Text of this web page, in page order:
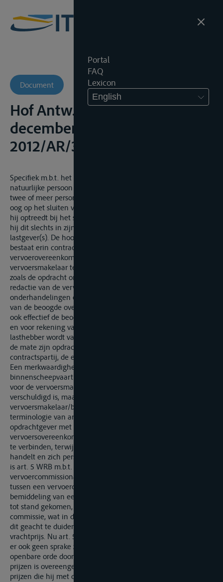
Portal
FAQ
Lexicon
English
Document
Hof Antw., Kamer B4, 10
december 2018, onuitg.,
2012/AR/3261
Specifiek m.b.t. het vervoer, is de vervoersmakelaar een
natuurlijke persoon of rechtspersoon die tegen vergoeding
twee of meer personen met elkaar in contact brengt met het
oog op het sluiten van een vervoerovereenkomst. In het geval
hij optreedt bij het sluiten van de vervoerovereenkomst, doet
hij dit slechts in zijn opdracht van vertegenwoordiger van zijn
lastgever(s). De hoofdopdracht van de vervoersmakelaar
bestaat erin contractpartijen bijeen te brengen om tot een
vervoerovereenkomst te kunnen komen. Dat de
vervoersmakelaar tevens gelast is met secundaire opdrachten,
zoals de opdracht om ook zijn tussenkomst te verlenen bij de
redactie van de vervoerovereenkomst, te bemiddelen bij de
onderhandelingen en bijstand te verlenen bij de uitvoering
van de beoogde overeenkomst, en zelfs ermee gelast werd om
ook effectief de beoogde overeenkomst af te sluiten in naam
en voor rekening van zijn principaal, waardoor hij tevens
lasthebber wordt van zijn principaal, blijft hij een makelaar in
de mate zijn opdracht tot het zoeken naar een kandidaat-
contractspartij, de essentie van zijn opdracht behelst.
Een merkwaardigheid van de WRB is dat in de
binnenscheepvaart het makelaarsloon, m.a.w. het ereloon
voor de vervoersmakelaar, niet door de opdrachtgever
verschuldigd is, maar door de schipper. De
vervoersmakelaar/bevrachtingsmakelaar/bevrachter in de
terminologie van art. 3 WRB vertegenwoordigt een
opdrachtgever met het oog op het sluiten van een
vervoersovereenkomst zonder zich persoonlijk tot het vervoer
te verbinden, terwijl de vervoercommissionaar in eigen naam
handelt en zich persoonlijk tot het vervoer verbindt. Derhalve
is art. 5 WRB m.b.t. de commissie niet van toepassing op de
vervoercommissionair. Wanneer in een vervoerovereenkomst
tussen een vervoerder en een afzender die niet door
bemiddeling van een “bevrachter” in de zin van art. 3 WRB is
tot stand gekomen, melding wordt gemaakt van een
commissie, wat in de sector niet ongebruikelijk zou zijn, wordt
dit geacht te duiden op een bedongen korting op de
vrachtprijs. Nu art. 5 WRB hierop niet van toepassing is, kan
er ook geen sprake zijn van schending van een bepaling van
openbare orde doordat de vervoercommissionair andere
prijzen is overeengekomen met zijn opdrachtgever dan de
prijzen die hij met de schipper is overeengekomen.